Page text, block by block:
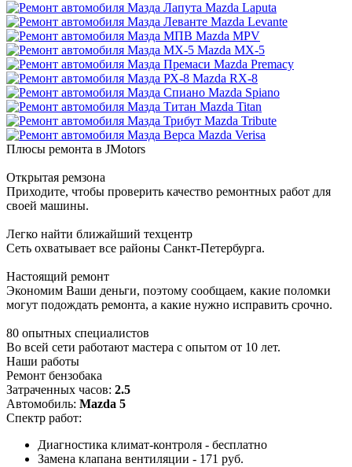
Mazda Laputa
Mazda Levante
Mazda MPV
Mazda MX-5
Mazda Premacy
Mazda RX-8
Mazda Spiano
Mazda Titan
Mazda Tribute
Mazda Verisa
Плюсы ремонта в JMotors
Открытая ремзона
Приходите, чтобы проверить качество ремонтных работ для
своей машины.
Легко найти ближайший техцентр
Сеть охватывает все районы Санкт-Петербурга.
Настоящий ремонт
Экономим Ваши деньги, поэтому сообщаем, какие поломки
могут подождать ремонта, а какие нужно исправить срочно.
80 опытных специалистов
Во всей сети работают мастера с опытом от 10 лет.
Наши работы
Ремонт бензобака
Затраченных часов: 2.5
Автомобиль: Mazda 5
Спектр работ:
Диагностика климат-контроля - бесплатно
Замена клапана вентиляции - 171 руб.